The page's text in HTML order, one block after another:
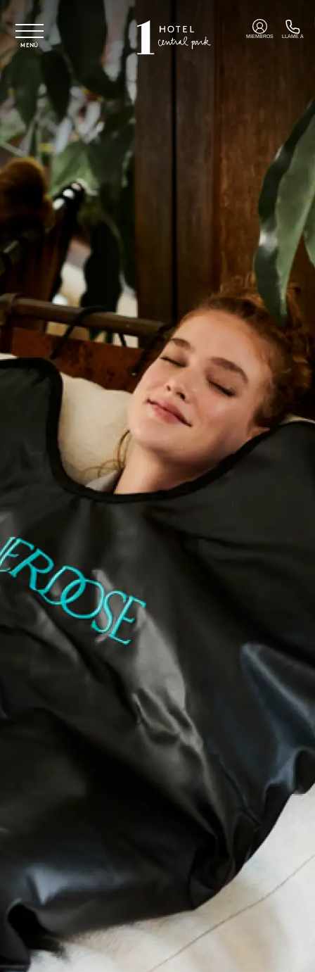
Ir al contenido principal
MENÚ
MIEMBROS LLAME A